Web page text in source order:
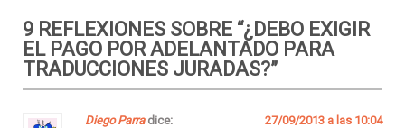
9 REFLEXIONES SOBRE “¿DEBO EXIGIR
EL PAGO POR ADELANTADO PARA
TRADUCCIONES JURADAS?”
Diego Parra dice: 27/09/2013 a las 10:04